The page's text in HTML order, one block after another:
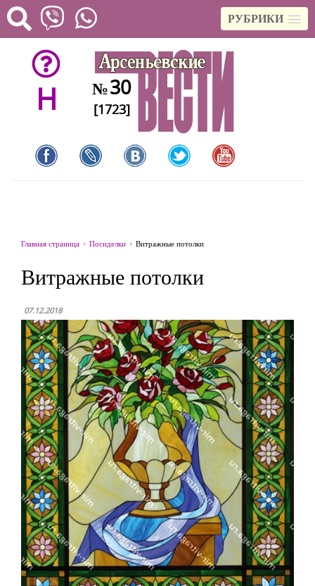
РУБРИКИ
H №30
[1723]
Главная страница Посиделки Витражные потолки
Витражные потолки
07.12.2018